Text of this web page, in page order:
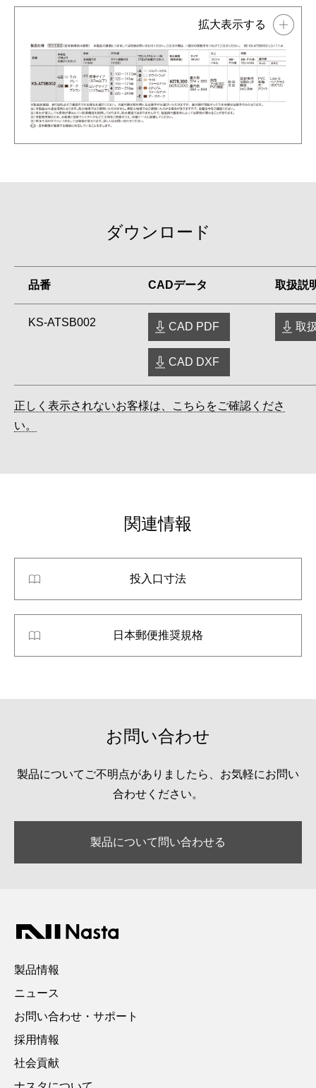
ダウンロード
品番 CADデータ 取扱説
KS-ATSB002 CAD PDF
CAD DXF
取
正しく表示されないお客様は、こちらをご確認くださ
い。
関連情報
投入口寸法
日本郵便推奨規格
お問い合わせ
製品についてご不明点がありましたら、お気軽にお問い
合わせください。
製品について問い合わせる
製品情報
ニュース
お問い合わせ・サポート
採用情報
社会貢献